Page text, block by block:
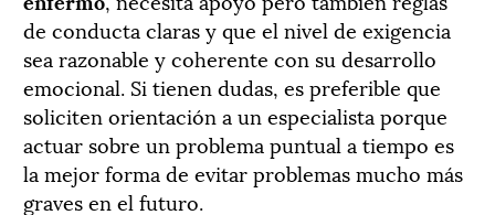
de conducta claras y que el nivel de exigencia
sea razonable y coherente con su desarrollo
emocional. Si tienen dudas, es preferible que
soliciten orientación a un especialista porque
actuar sobre un problema puntual a tiempo es
la mejor forma de evitar problemas mucho más
graves en el futuro.